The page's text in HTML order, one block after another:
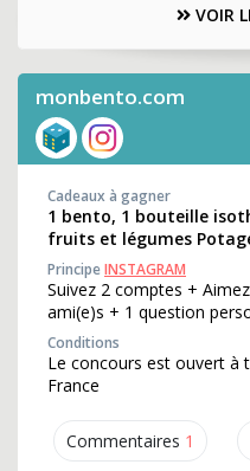
VOIR
monbento.com
Commentaires 1
Cadeaux à gagner
1 bento, 1 bouteille
fruits et légumes
PrincipeINSTAGRAM
Suivez 2 comptes +
ami(e)s + 1 question
Conditions
Le concours est ouvert à
France